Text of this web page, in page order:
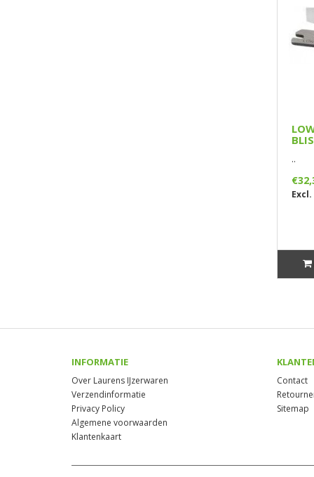
..
Excl.
INFORMATIE
Over Laurens IJzerwaren
Verzendinformatie
Privacy Policy
Algemene voorwaarden
Klantenkaart
Contact
Sitemap